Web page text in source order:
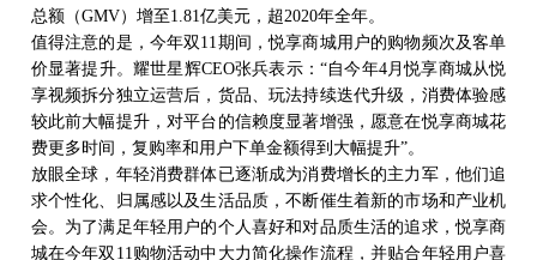
总额（GMV）增至1.81亿美元，超2020年全年。
值得注意的是，今年双11期间，悦享商城用户的购物频次及客单
价显著提升。耀世星辉CEO张兵表示：“自今年4月悦享商城从悦
享视频拆分独立运营后，货品、玩法持续迭代升级，消费体验感
较此前大幅提升，对平台的信赖度显著增强，愿意在悦享商城花
费更多时间，复购率和用户下单金额得到大幅提升”。
放眼全球，年轻消费群体已逐渐成为消费增长的主力军，他们追
求个性化、归属感以及生活品质，不断催生着新的市场和产业机
会。为了满足年轻用户的个人喜好和对品质生活的追求，悦享商
城在今年双 11购物活动中大力简化操作流程，并贴合年轻用户喜